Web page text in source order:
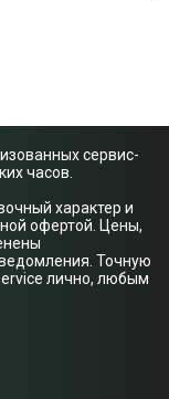
сервис-
часов.
характер и
офертой. Цены,
Точную
лично, любым